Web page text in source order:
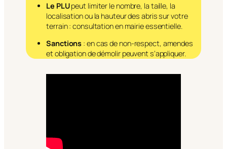
Le PLUpeut limiter le nombre, la taille, la
localisation ou la hauteur des abris sur votre
terrain : consultation en mairie essentielle.
Sanctions : en cas de non-respect, amendes
et obligation de démolir peuvent s’appliquer.